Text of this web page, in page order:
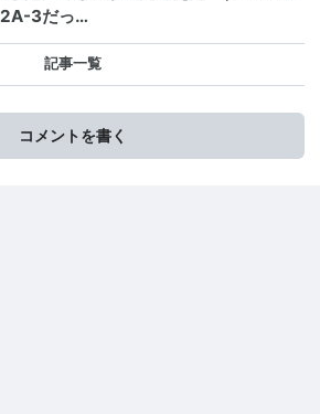
3だっ…
記事一覧
コメントを書く